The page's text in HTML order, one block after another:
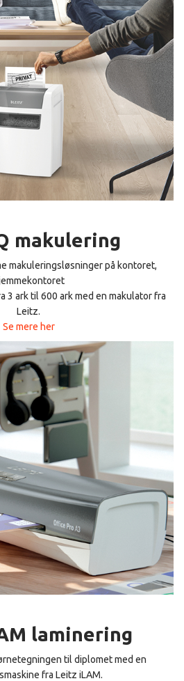
makulering
makuleringsløsninger på kontoret,
3 ark til 600 ark med en makulator fra
Leitz.
Se mere her
laminering
til diplomet med en
fra Leitz iLAM.